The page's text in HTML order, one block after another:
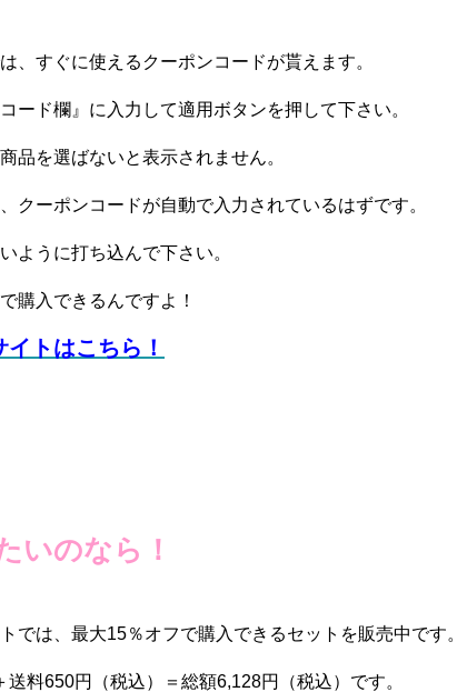
、すぐに使えるクーポンコードが貰えます。
ード欄』に入力して適用ボタンを押して下さい。
品を選ばないと表示されません。
クーポンコードが自動で入力されているはずです。
ように打ち込んで下さい。
購入できるんですよ！
トはこちら！
いのなら！
では、最大15％オフで購入できるセットを販売中です。
料650円（税込）＝総額6,128円（税込）です。